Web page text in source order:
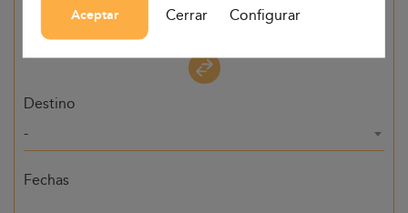
Destino
-
Fechas
Aceptar Cerrar Configurar